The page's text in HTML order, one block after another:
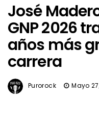
José
GNP 2026
años más
carrera
Purorock Mayo